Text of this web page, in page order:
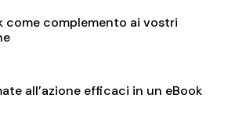
come complemento ai vostri
all’azione efficaci in un eBook